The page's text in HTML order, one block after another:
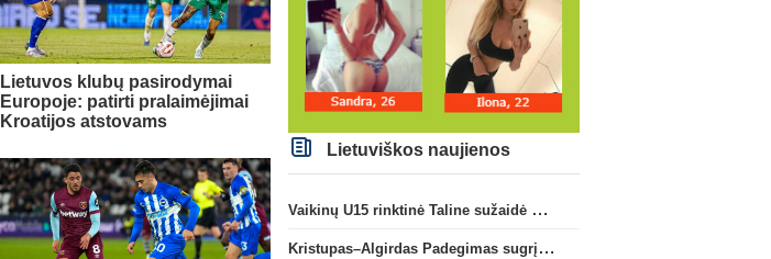
Lietuvos klubų pasirodymai
Europoje: patirti pralaimėjimai
Kroatijos atstovams
Lietuviškos naujienos
Vaikinų U15 rinktinė Taline sužaidė pirmąsias kontrolines rungtynes
Kristupas–Algirdas Padegimas sugrįžta į FC „Hegelmann” B sudėtį